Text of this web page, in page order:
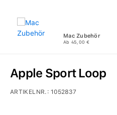
Mac Zubehör
Ab 45,00 €
Apple Sport Loop
ARTIKELNR.:1052837